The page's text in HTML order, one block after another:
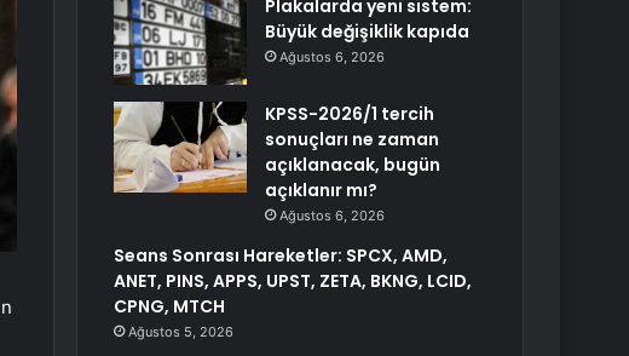
Plakalarda yeni sistem:
Büyük değişiklik kapıda
Ağustos 6, 2026
KPSS-2026/1 tercih
sonuçları ne zaman
açıklanacak, bugün
açıklanır mı?
Ağustos 6, 2026
Seans Sonrası Hareketler: SPCX, AMD,
ANET, PINS, APPS, UPST, ZETA, BKNG, LCID,
CPNG, MTCH
Ağustos 5, 2026